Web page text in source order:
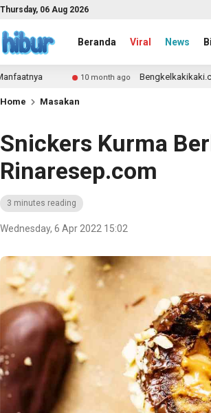
Thursday, 06 Aug 2026
Beranda Viral News
10 month ago Bengkelkakikaki.com Website
Home Masakan
Snickers Kurma
Rinaresep.com
3 minutes reading
Wednesday, 6 Apr 2022 15:02